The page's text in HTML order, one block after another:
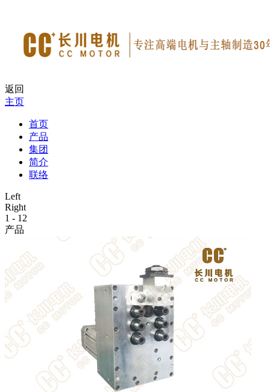
返回
主页
首页
产品
集团
简介
联络
Left
Right
1 - 12
产品